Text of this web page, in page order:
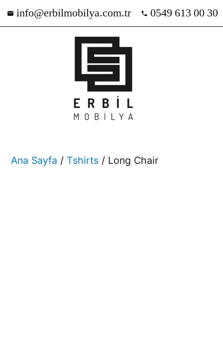
info@erbilmobilya.com.tr 0549 613 00 30
Ana Sayfa / Tshirts / Long Chair